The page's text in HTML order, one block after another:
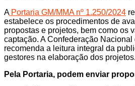
APortaria GM/MMA nº 1.250/2024
estabelece os procedimentos de
propostas e projetos, bem como os
captação. A Confederação
recomenda a leitura integral da
gestores na elaboração dos projetos.
Pela Portaria, podem enviar